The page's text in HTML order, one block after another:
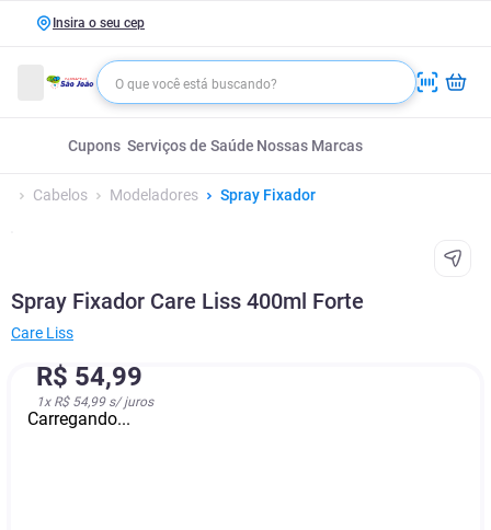
Insira o seu cep
Cupons Serviços de Saúde Nossas Marcas
Cabelos Modeladores Spray Fixador
Spray Fixador Care Liss 400ml Forte
Care Liss
R$ 54,99
1x R$ 54,99s/ juros
Carregando...